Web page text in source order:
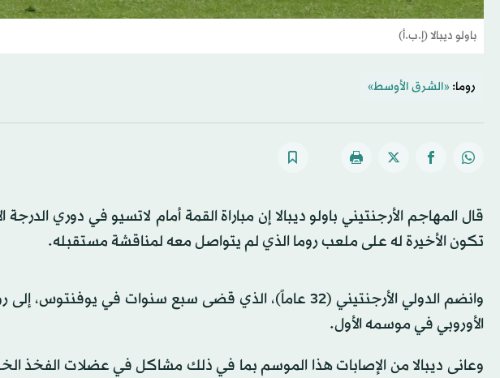
باولو ديبالا (إ.ب.أ)
روما: «الشرق الأوسط»
قال المهاجم الأرجنتيني باولو ديبالا إن مباراة القمة أمام لاتسيو في دوري
تكون الأخيرة له على ملعب روما الذي لم يتواصل معه لمناقشة مستقبله.
الأوروبي في موسمه الأول.
وعانى ديبالا من الإصابات هذا الموسم بما في ذلك مشاكل في عضلات الفخذ